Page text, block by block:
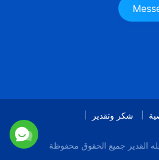
شكر وتقدير
القدير جميع الحقوق محفوظة